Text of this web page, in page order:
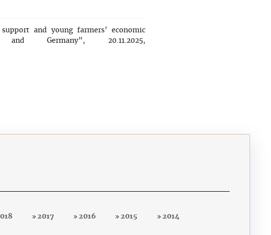
and young farmers’ economic
Germany”, 20.11.2025,
2017 2016 2015 2014